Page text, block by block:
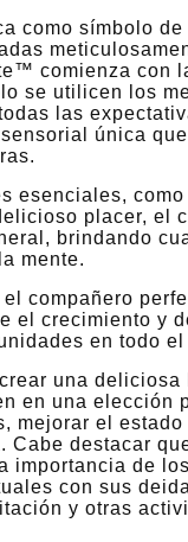
como símbolo de
comienza con
se utilicen los
las
única
esenciales, como
placer, el
brindando
mente.
compañero
el crecimiento y
en todo el
una deliciosa
en una elección
mejorar el estado
Cabe destacar
importancia de
con sus
y otras